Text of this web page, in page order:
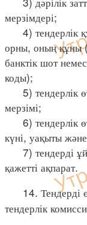
мерзімдері;
4) тендерлік
орны, оның құны
банктік шот
коды);
5) тендерлік
мерзімі;
6) тендерлік
күні, уақыты
7) тендерді
қажетті ақпарат.
14. Тендерді
тендерлік